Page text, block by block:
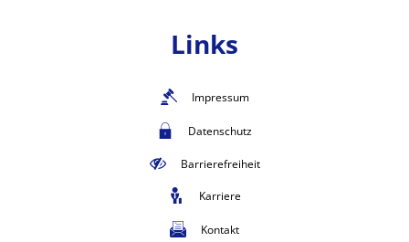
Links
Impressum
Datenschutz
Barrierefreiheit
Karriere
Kontakt